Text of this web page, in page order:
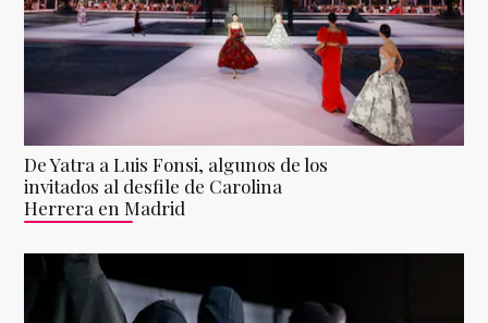
De Yatra a Luis Fonsi, algunos de los
invitados al desfile de Carolina
Herrera en Madrid